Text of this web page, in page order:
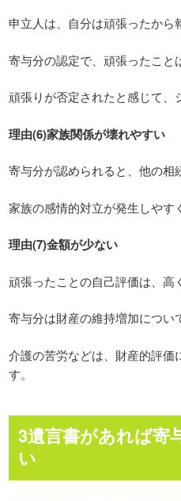
申立人は、自分は頑張ったから
寄与分の認定で、頑張ったこと
頑張りが否定されたと感じて、
理由(6)家族関係が壊れやすい
寄与分が認められると、他の相
家族の感情的対立が発生しやす
理由(7)金額が少ない
頑張ったことの自己評価は、高
寄与分は財産の維持増加につい
介護の苦労などは、財産的評
す。
3遺言書があれば寄
い